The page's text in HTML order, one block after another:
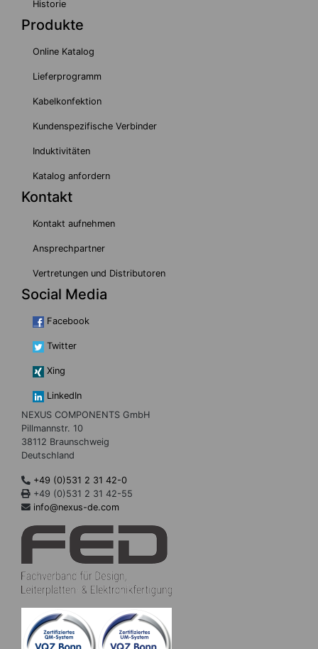
Historie
Produkte
Online Katalog
Lieferprogramm
Kabelkonfektion
Kundenspezifische Verbinder
Induktivitäten
Katalog anfordern
Kontakt
Kontakt aufnehmen
Ansprechpartner
Vertretungen und Distributoren
Social Media
Facebook
Twitter
Xing
LinkedIn
NEXUS COMPONENTS GmbH
Pillmannstr. 10
38112 Braunschweig
Deutschland
+49 (0)531 2 31 42-0
+49 (0)531 2 31 42-55
info@nexus-de.com